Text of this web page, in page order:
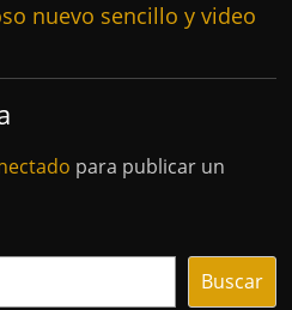
nuevo sencillo y video
para publicar un
Buscar